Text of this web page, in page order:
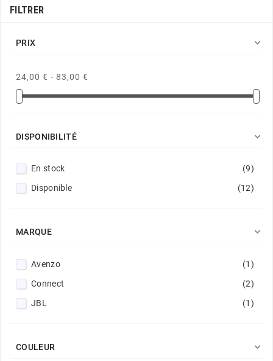
FILTRER
PRIX 
24,00 € - 83,00 €
DISPONIBILITÉ 
En stock
(9)
Disponible
(12)
MARQUE 
Avenzo
(1)
Connect
(2)
JBL
(1)
COULEUR 